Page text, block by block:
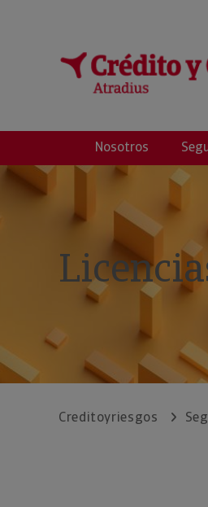
Crédito
Nosotros
Creditoyriesgos